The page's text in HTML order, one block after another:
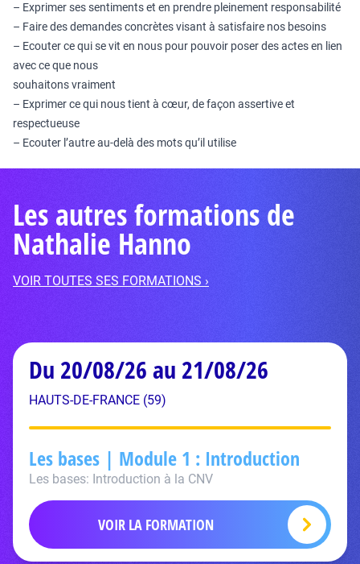
– Exprimer ses sentiments et en prendre pleinement responsabilité
– Faire des demandes concrètes visant à satisfaire nos besoins
– Ecouter ce qui se vit en nous pour pouvoir poser des actes en lien
avec ce que nous
souhaitons vraiment
– Exprimer ce qui nous tient à cœur, de façon assertive et
respectueuse
– Ecouter l’autre au-delà des mots qu’il utilise
Les autres formations de
Nathalie Hanno
VOIR TOUTES SES FORMATIONS ›
Du 20/08/26 au 21/08/26
HAUTS-DE-FRANCE (59)
Les bases | Module 1 : Introduction
Les bases: Introduction à la CNV
VOIR LA FORMATION